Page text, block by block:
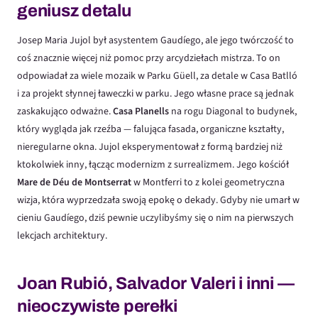
geniusz detalu
Josep Maria Jujol był asystentem Gaudíego, ale jego twórczość to
coś znacznie więcej niż pomoc przy arcydziełach mistrza. To on
odpowiadał za wiele mozaik w Parku Güell, za detale w Casa Batlló
i za projekt słynnej ławeczki w parku. Jego własne prace są jednak
zaskakująco odważne.Casa Planells na rogu Diagonal to budynek,
który wygląda jak rzeźba — falująca fasada, organiczne kształty,
nieregularne okna. Jujol eksperymentował z formą bardziej niż
ktokolwiek inny, łącząc modernizm z surrealizmem. Jego kościół
Mare de Déu de Montserratw Montferri to z kolei geometryczna
wizja, która wyprzedzała swoją epokę o dekady. Gdyby nie umarł w
cieniu Gaudíego, dziś pewnie uczylibyśmy się o nim na pierwszych
lekcjach architektury.
Joan Rubió, Salvador Valeri i inni —
nieoczywiste perełki